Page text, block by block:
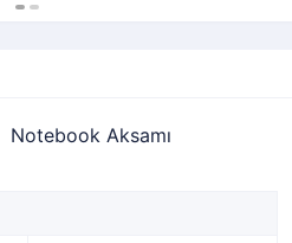
Notebook Aksamı